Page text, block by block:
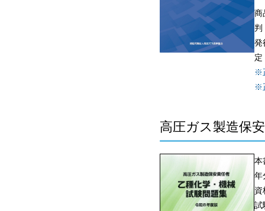
商
発
※
※
高圧ガス製造保
本
年
資
試